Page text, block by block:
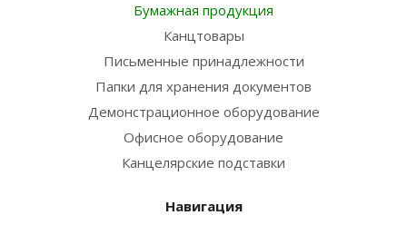
Бумажная продукция
Канцтовары
Письменные принадлежности
Папки для хранения документов
Демонстрационное оборудование
Офисное оборудование
Канцелярские подставки
Навигация